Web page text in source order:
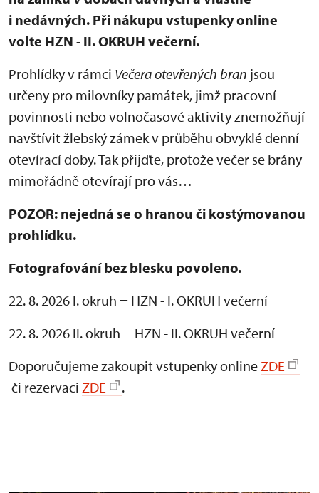
i nedávných. Při nákupu vstupenky online
volte HZN - II. OKRUH večerní.
Prohlídky v rámci Večera otevřených bran jsou
určeny pro milovníky památek, jimž pracovní
povinnosti nebo volnočasové aktivity znemožňují
navštívit žlebský zámek v průběhu obvyklé denní
otevírací doby. Tak přijďte, protože večer se brány
mimořádně otevírají pro vás…
POZOR: nejedná se o hranou či kostýmovanou
prohlídku.
Fotografování bez blesku povoleno.
22. 8. 2026 I. okruh = HZN - I. OKRUH večerní
22. 8. 2026 II. okruh = HZN - II. OKRUH večerní
Doporučujeme zakoupit vstupenky online ZDE
či rezervaci ZDE .